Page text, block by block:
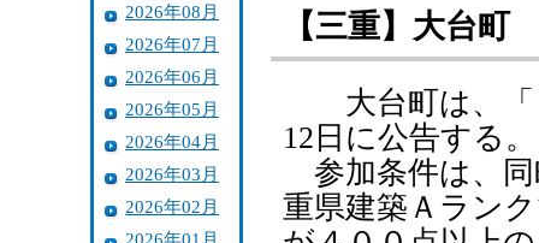
2026年08月
2026年07月
2026年06月
2026年05月
2026年04月
2026年03月
2026年02月
2026年01月
【三重】大台
大台町は、「
12日に公告する。
参加条件は、同
重県建築Ａラン